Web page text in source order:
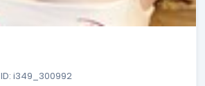
ID: i349_300992